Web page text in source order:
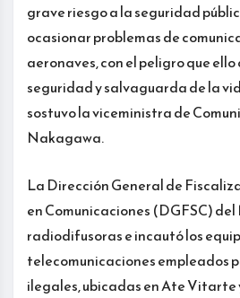
grave riesgo a la seguridad
ocasionar problemas de
aeronaves, con el peligro que
seguridad y salvaguarda de la
sostuvo la viceministra de
Nakagawa.
La Dirección General de
en Comunicaciones (DGFSC)
radiodifusoras e incautó los
telecomunicaciones empleados
ilegales, ubicadas en Ate Vitarte